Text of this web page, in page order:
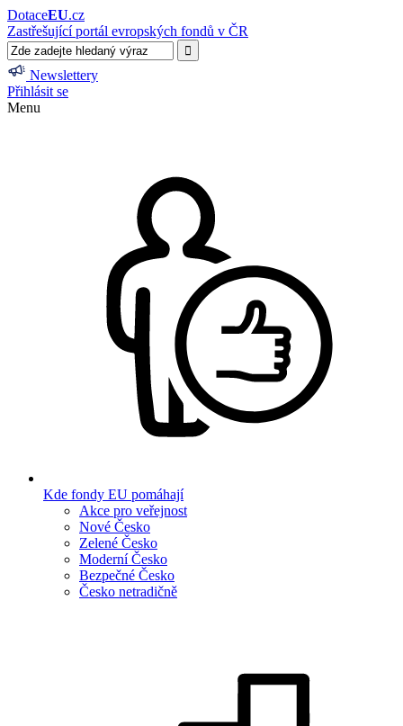
DotaceEU.cz
Zastřešující portál evropských fondů v ČR
Newslettery
Přihlásit se
Menu
Kde fondy EU pomáhají
Akce pro veřejnost
Nové Česko
Zelené Česko
Moderní Česko
Bezpečné Česko
Česko netradičně